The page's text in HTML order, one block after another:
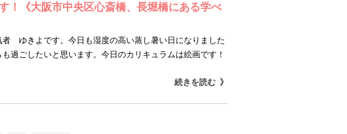
！《大阪市中央区心斎橋、長堀橋にある学べ
ゆきよです。今日も湿度の高い蒸し暑い日になりました
過ごしたいと思います。今日のカリキュラムは絵画です！
続きを読む